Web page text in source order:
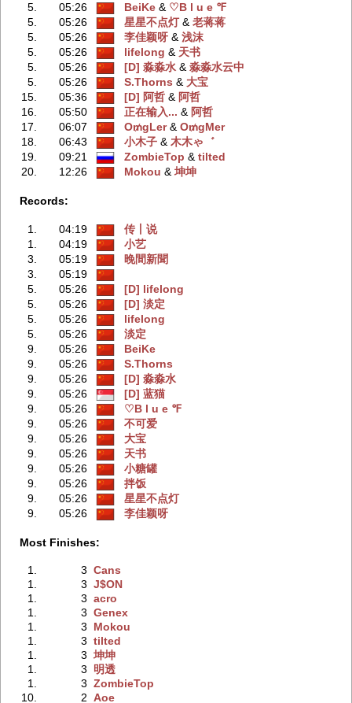
5.
05:26 BeiKe‭ & ♡B l u e ℉
5.
05:26 星星不点灯‭ &老蒋蒋
5.
05:26 李佳颖呀‭ &浅沫
5.
05:26 lifelong ‭ & 天书
5.
05:26 [D] 淼淼水‭ &淼淼水云中
5.
05:26 S.Thorns ‭ & 大宝
15.
05:36 [D] 阿哲‭ & 阿哲
16.
05:50 正在输入... ‭ & 阿哲
17.
06:07 O₥gLer‭ &O₥gMer
18.
06:43 小木子‭ &木木ゃ゛
19.
09:21 ZombieTop ‭ &tilted
20.
12:26 Mokou ‭ &坤坤
Records:
1. 04:19
传丨说
1.
04:19
小艺
3.
05:19
晚間新聞
3.
05:19
5.
05:26
[D] lifelong
5.
05:26
[D] 淡定
5.
05:26
lifelong
5.
05:26
淡定
9.
05:26
BeiKe
9.
05:26
S.Thorns
9.
05:26
[D] 淼淼水
9.
05:26
[D] 蓝猫
9.
05:26
♡B l u e ℉
9.
05:26
不可爱
9.
05:26
大宝
9.
05:26
天书
9.
05:26
小糖罐
9.
05:26
拌饭
9.
05:26
星星不点灯
9.
05:26 李佳颖呀
Most Finishes:
1. 3 Cans
1.
3 J$ON
1.
3 acro
1.
3 Genex
1.
3
Mokou
1.
3 tilted
1.
3 坤坤
1.
3
明透
1.
3 ZombieTop
10.
2 Aoe